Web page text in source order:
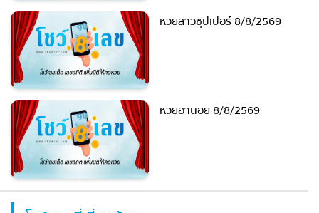
หวยลาวซุปเปอร์ 8/8/2569
หวยฮานอย 8/8/2569